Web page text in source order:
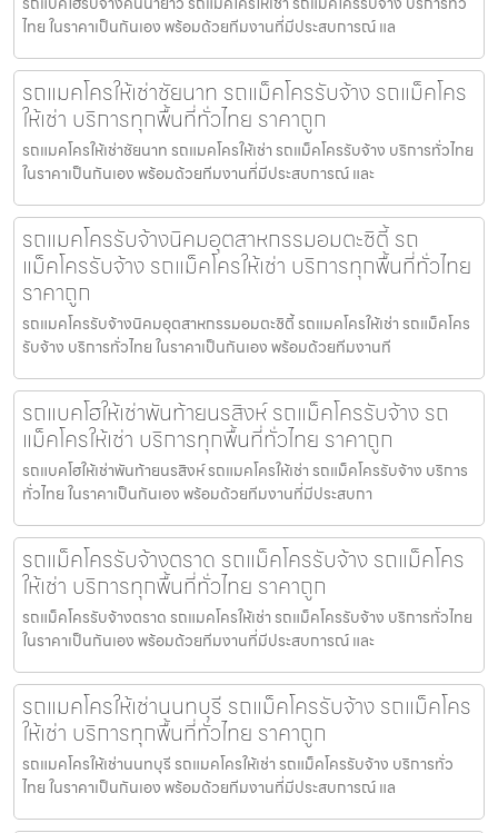
ไทย ในราคาเป็นกันเอง พร้อมด้วยทีมงานที่มีประสบการณ์ แล
รถแมคโครให้เช่าชัยนาท รถแม็คโครรับจ้าง รถแม็คโคร
ให้เช่า บริการทุกพื้นที่ทั่วไทย ราคาถูก
รถแมคโครให้เช่าชัยนาท รถแมคโครให้เช่า รถแม็คโครรับจ้าง บริการทั่วไทย
ในราคาเป็นกันเอง พร้อมด้วยทีมงานที่มีประสบการณ์ และ
รถแมคโครรับจ้างนิคมอุตสาหกรรมอมตะซิตี้ รถ
แม็คโครรับจ้าง รถแม็คโครให้เช่า บริการทุกพื้นที่ทั่วไทย
ราคาถูก
รถแมคโครรับจ้างนิคมอุตสาหกรรมอมตะซิตี้ รถแมคโครให้เช่า รถแม็คโคร
รับจ้าง บริการทั่วไทย ในราคาเป็นกันเอง พร้อมด้วยทีมงานที
รถแบคโฮให้เช่าพันท้ายนรสิงห์ รถแม็คโครรับจ้าง รถ
แม็คโครให้เช่า บริการทุกพื้นที่ทั่วไทย ราคาถูก
รถแบคโฮให้เช่าพันท้ายนรสิงห์ รถแมคโครให้เช่า รถแม็คโครรับจ้าง บริการ
ทั่วไทย ในราคาเป็นกันเอง พร้อมด้วยทีมงานที่มีประสบกา
รถแม็คโครรับจ้างตราด รถแม็คโครรับจ้าง รถแม็คโคร
ให้เช่า บริการทุกพื้นที่ทั่วไทย ราคาถูก
รถแม็คโครรับจ้างตราด รถแมคโครให้เช่า รถแม็คโครรับจ้าง บริการทั่วไทย
ในราคาเป็นกันเอง พร้อมด้วยทีมงานที่มีประสบการณ์ และ
รถแมคโครให้เช่านนทบุรี รถแม็คโครรับจ้าง รถแม็คโคร
ให้เช่า บริการทุกพื้นที่ทั่วไทย ราคาถูก
รถแมคโครให้เช่านนทบุรี รถแมคโครให้เช่า รถแม็คโครรับจ้าง บริการทั่ว
ไทย ในราคาเป็นกันเอง พร้อมด้วยทีมงานที่มีประสบการณ์ แล